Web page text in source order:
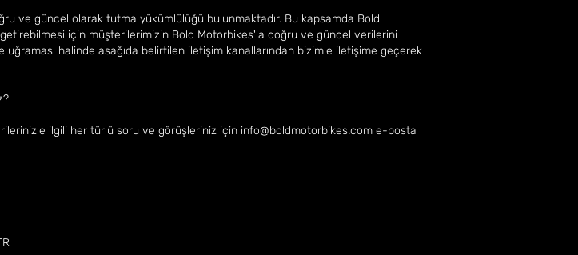
ve güncel olarak tutma yükümlülüğü bulunmaktadır. Bu kapsamda Bold
için müşterilerimizin Bold Motorbikes'la doğru ve güncel verilerini
halinde asağıda belirtilen iletişim kanallarından bizimle iletişime geçerek
ilgili her türlü soru ve görüşleriniz için info@boldmotorbikes.com e-posta